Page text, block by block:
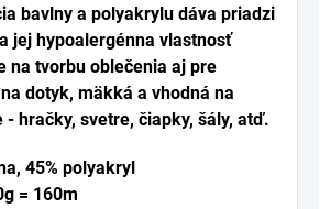
bavlny a polyakrylu dáva priadzi
jej hypoalergénna vlastnosť
na tvorbu oblečenia aj pre
dotyk, mäkká a vhodná na
hračky, svetre, čiapky, šály, atď.
45% polyakryl
= 160m